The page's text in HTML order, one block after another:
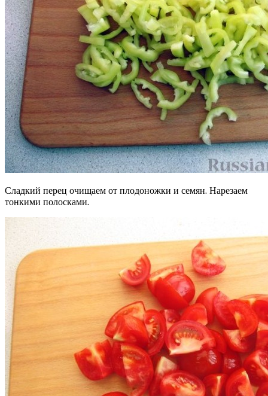
Сладкий перец очищаем от плодоножки и семян. Нарезаем
тонкими полосками.